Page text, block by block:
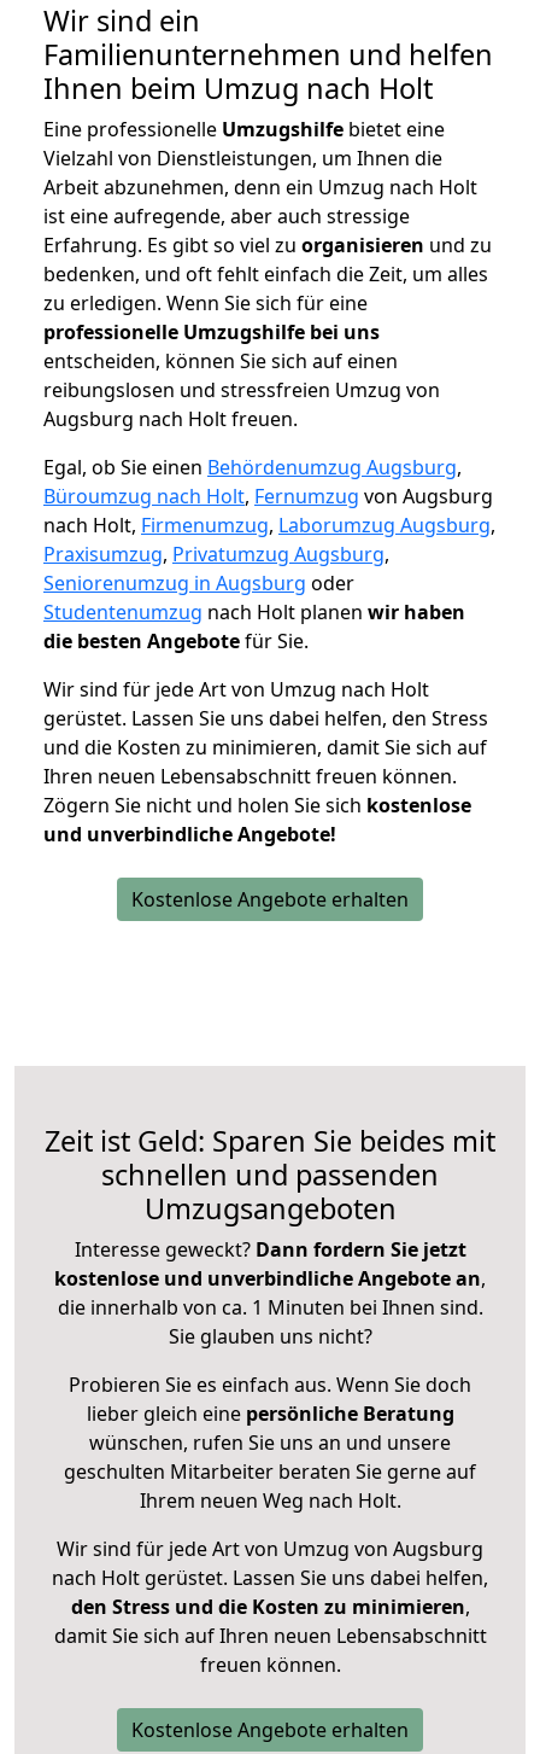
Wir sind ein
Familienunternehmen und helfen
Ihnen beim Umzug nach Holt
Eine professionelle Umzugshilfe bietet eine
Vielzahl von Dienstleistungen, um Ihnen die
Arbeit abzunehmen, denn ein Umzug nach Holt
ist eine aufregende, aber auch stressige
Erfahrung. Es gibt so viel zu organisieren und zu
bedenken, und oft fehlt einfach die Zeit, um alles
zu erledigen. Wenn Sie sich für eine
professionelle Umzugshilfe bei uns
entscheiden, können Sie sich auf einen
reibungslosen und stressfreien Umzug von
Augsburg nach Holt freuen.
Egal, ob Sie einen Behördenumzug Augsburg,
Büroumzug nach Holt, Fernumzug von Augsburg
nach Holt, Firmenumzug, Laborumzug Augsburg,
Praxisumzug, Privatumzug Augsburg,
Seniorenumzug in Augsburg oder
Studentenumzug nach Holt planen wir haben
die besten Angebotefür Sie.
Wir sind für jede Art von Umzug nach Holt
gerüstet. Lassen Sie uns dabei helfen, den Stress
und die Kosten zu minimieren, damit Sie sich auf
Ihren neuen Lebensabschnitt freuen können.
Zögern Sie nicht und holen Sie sich kostenlose
und unverbindliche Angebote!
Kostenlose Angebote erhalten
Zeit ist Geld: Sparen Sie beides mit
schnellen und passenden
Umzugsangeboten
Interesse geweckt? Dann fordern Sie jetzt
kostenlose und unverbindliche Angebote an,
die innerhalb von ca. 1 Minuten bei Ihnen sind.
Sie glauben uns nicht?
Probieren Sie es einfach aus. Wenn Sie doch
lieber gleich eine persönliche Beratung
wünschen, rufen Sie uns an und unsere
geschulten Mitarbeiter beraten Sie gerne auf
Ihrem neuen Weg nach Holt.
Wir sind für jede Art von Umzug von Augsburg
nach Holt gerüstet. Lassen Sie uns dabei helfen,
den Stress und die Kosten zu minimieren,
damit Sie sich auf Ihren neuen Lebensabschnitt
freuen können.
Kostenlose Angebote erhalten